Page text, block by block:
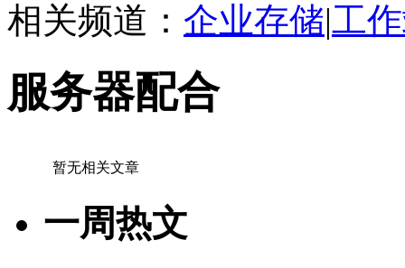
相关频道： 企业存储|工
服务器配合
暂无相关文章
一周热文